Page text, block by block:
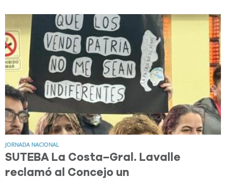
JORNADA NACIONAL
SUTEBA La Costa–Gral. Lavalle
reclamó al Concejo un